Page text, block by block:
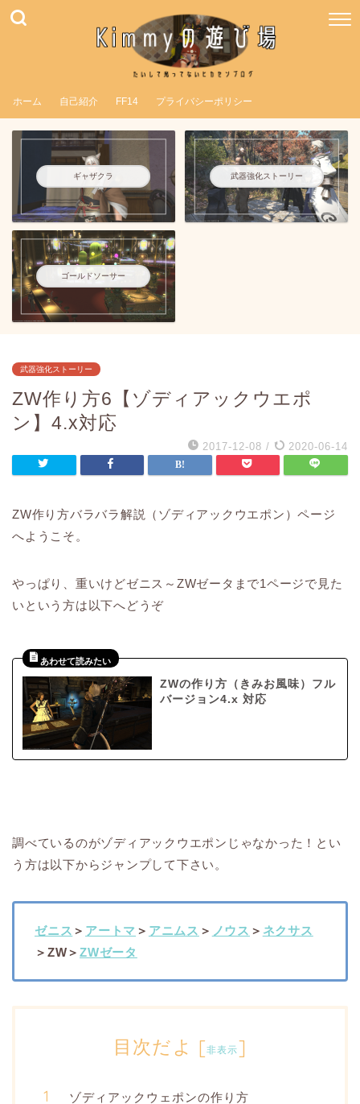
ホーム 自己紹介 FF14 プライバシーポリシー
ギャザクラ 武器強化ストーリー
ゴールドソーサー
武器強化ストーリー
ZW作り方6【ゾディアックウエポ
ン】4.x対応
2017-12-08 / 2020-06-14
ZW作り方バラバラ解説（ゾディアックウエポン）ページ
へようこそ。
やっぱり、重いけどゼニス～ZWゼータまで1ページで見た
いという方は以下へどうぞ
ZWの作り方（きみお風味）フル
バージョン4.x 対応
調べているのがゾディアックウエポンじゃなかった！とい
う方は以下からジャンプして下さい。
ゼニス ＞ アートマ ＞ アニムス ＞ ノウス ＞ ネクサス
＞ZW＞ZWゼータ
目次だよ [非表示]
ゾディアックウェポンの作り方